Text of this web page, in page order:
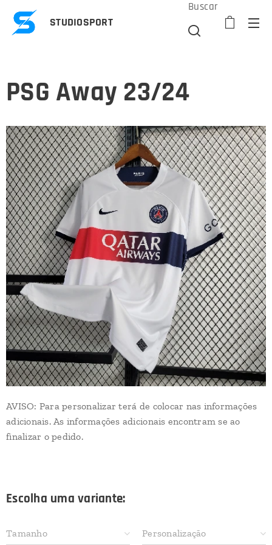
STUDIOSPORT
Buscar
PSG Away 23/24
AVISO: Para personalizar terá de colocar nas informações
adicionais. As informações adicionais encontram se ao
finalizar o pedido.
Escolha uma variante:
Tamanho Personalização